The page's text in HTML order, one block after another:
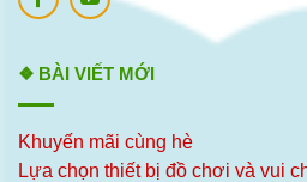
❖ BÀI VIẾT MỚI
Khuyến mãi cùng hè
Lựa chọn thiết bị đồ chơi và vui